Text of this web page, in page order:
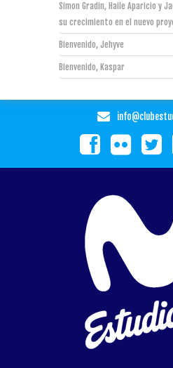
Simon Gradin, Haile Aparicio y
su crecimiento en el nuevo
Bienvenido, Jehyve
Bienvenido, Kaspar